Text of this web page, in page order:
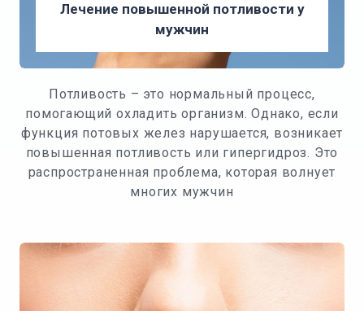
Лечение повышенной потливости у
мужчин
Потливость – это нормальный процесс,
помогающий охладить организм. Однако, если
функция потовых желез нарушается, возникает
повышенная потливость или гипергидроз. Это
распространенная проблема, которая волнует
многих мужчин